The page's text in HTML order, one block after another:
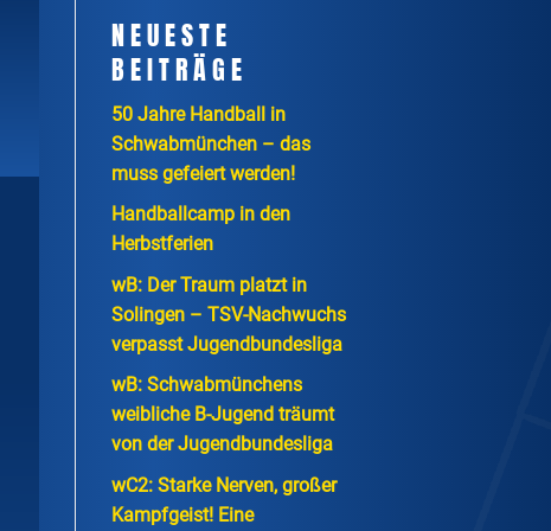
NEUESTE
BEITRÄGE
50 Jahre Handball in
Schwabmünchen – das
muss gefeiert werden!
Handballcamp in den
Herbstferien
wB: Der Traum platzt in
Solingen – TSV-Nachwuchs
verpasst Jugendbundesliga
wB: Schwabmünchens
weibliche B-Jugend träumt
von der Jugendbundesliga
wC2: Starke Nerven, großer
Kampfgeist! Eine